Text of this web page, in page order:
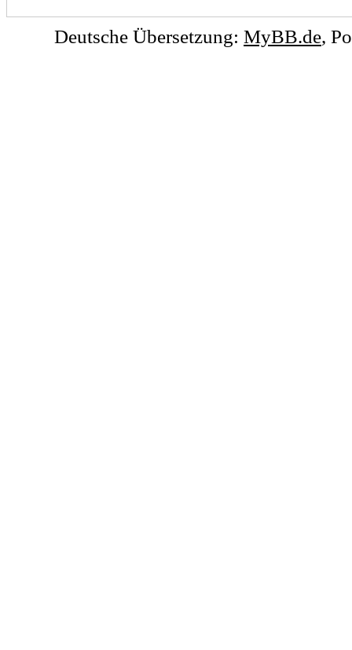
Deutsche Übersetzung: MyBB.de,